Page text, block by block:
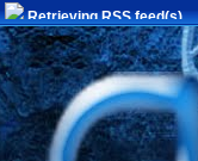
Retrieving RSS feed(s)